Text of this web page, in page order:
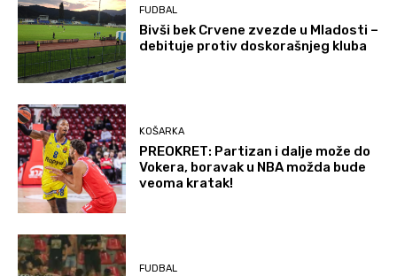
FUDBAL
Bivši bek Crvene zvezde u Mladosti –
debituje protiv doskorašnjeg kluba
KOŠARKA
PREOKRET: Partizan i dalje može do
Vokera, boravak u NBA možda bude
veoma kratak!
FUDBAL